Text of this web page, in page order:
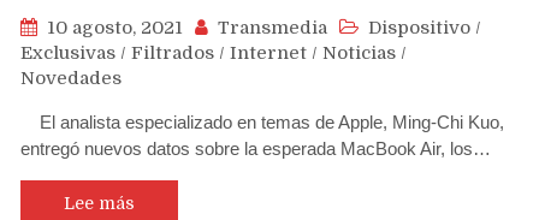
10 agosto, 2021 Transmedia Dispositivo /
Exclusivas / Filtrados / Internet / Noticias /
Novedades
El analista especializado en temas de Apple, Ming-Chi Kuo,
entregó nuevos datos sobre la esperada MacBook Air, los…
Lee más